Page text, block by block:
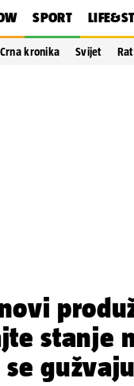
SPORT
Crna kronika Svijet
stanje